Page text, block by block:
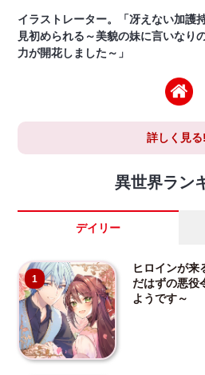
イラストレーター。「冴えない加護
見初められる～美貌の妹に言いなり
力が開花しました～」
詳しく見
異世界ラン
デイリー
1
ヒロインが来
だはずの悪役
ようです～